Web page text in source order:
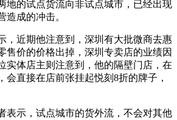
地的试点货流向非试点城市，已经出现
造成的冲击。
，近期他注意到，深圳有大批微商去惠
售价的价格出掉，深圳专卖店的业绩因
实体店主则注意到，他的隔壁门店，在
会直接在店前张挂起悦刻8折的牌子，
表示，试点城市的货外流，不会对其他